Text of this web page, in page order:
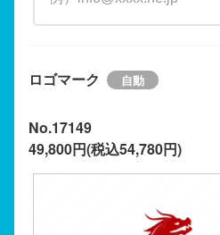
ロゴマーク
No.17149
49,800円(税込54,780円)